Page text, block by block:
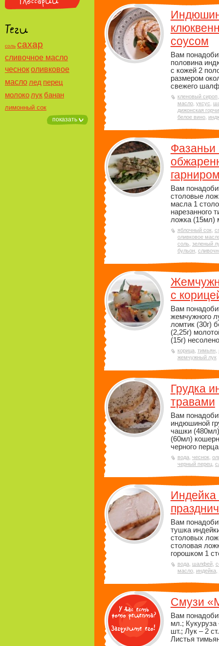
соль сахар
сливочное масло
чесноколивковое
масло лед перец
молоко лук банан
лимонный сок
показать
соусом
Вам
половина
с кожей 2
размером
свежего
кленовый сироп
масло, уксус
дижонская
белое вино,
Фазаньи
Вам
столовые
масла 1
нарезанного
ложка (15мл)
яблочный сок,
оливковое
соль
зеленый
бульон,
с
Вам
жемчужного
ломтик (30г)
(2,25г)
(15г)
корица тимьян,
жемчужный лук
Грудка
травами
Вам
индюшиной
чашки
(60мл)
черного
вода чеснок,
черный перец
Индейка
Вам
тушка
столовых
столовая
горошком 1
вода шалфей,
масло, индейка
Смузи
Вам
мл.; Кукуруза
шт.; Лук – 2
Листья